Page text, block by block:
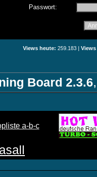
Passwort:
Views heute: 259.183 |
Board 2.3.6